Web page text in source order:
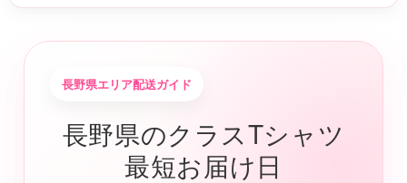
長野県エリア配送ガイド
長野県のクラスTシャツ
最短お届け日